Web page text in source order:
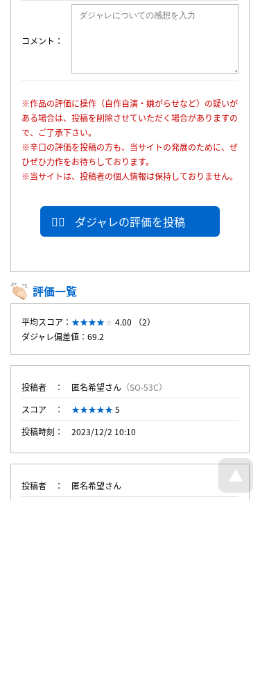
コメント
※作品の評価に操作（自作自演・嫌がらせなど）の疑いが
ある場合は、投稿を削除させていただく場合がありますの
で、ご了承下さい。
※辛口の評価を投稿の方も、当サイトの発展のために、ぜ
ひぜひ力作をお待ちしております。
※当サイトは、投稿者の個人情報は保持しておりません。
ダジャレの評価を投稿
評価一覧
平均スコア：
4.00 （2）
ダジャレ偏差値：69.2
投稿者 匿名希望さん （SO-53C）
スコア
5
投稿時刻
2023/12/2 10:10
投稿者
匿名希望さん